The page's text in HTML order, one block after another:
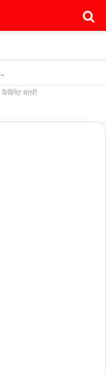
मंत्री